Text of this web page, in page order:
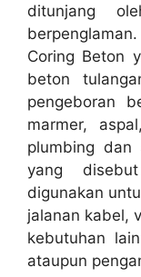
ditunjang
berpenglaman.
Coring Beton
beton
pengeboran
marmer,
plumbing dan
yang
digunakan
jalanan kabel,
kebutuhan
ataupun